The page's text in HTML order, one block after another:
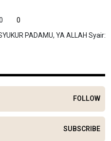
0
PADAMU, YA ALLAH Syair:
FOLLOW
SUBSCRIBE